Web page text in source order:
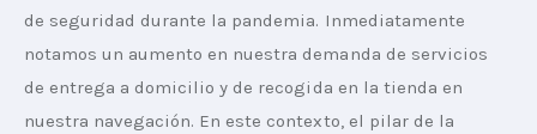
de seguridad durante la pandemia. Inmediatamente
notamos un aumento en nuestra demanda de servicios
de entrega a domicilio y de recogida en la tienda en
nuestra navegación. En este contexto, el pilar de la